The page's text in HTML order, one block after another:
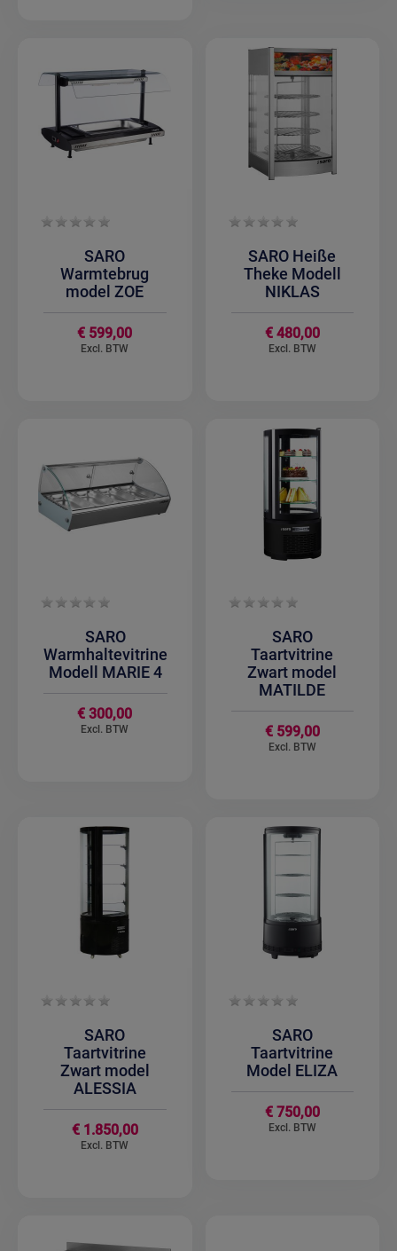
SARO
Warmtebrug
model ZOE
€ 599,00
SARO Heiße
Theke Modell
NIKLAS
€ 480,00
SARO
Warmhaltevitrine
Modell MARIE 4
€ 300,00
SARO
Taartvitrine
Zwart model
MATILDE
€ 599,00
SARO
Taartvitrine
Zwart model
ALESSIA
€ 1.850,00
SARO
Taartvitrine
Model ELIZA
€ 750,00